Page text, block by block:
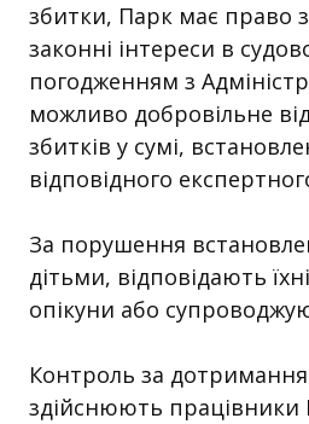
збитки, Парк має право
законні інтереси в
погодженням з
можливо добровільне
збитків у сумі,
відповідного
За порушення
дітьми, відповідають
опікуни або
Контроль за
здійснюють працівники